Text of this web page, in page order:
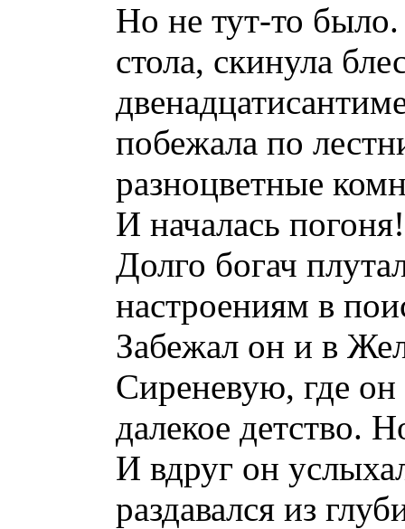
Но не тут-то было.
стола, скинула
побежала по
разноцветные
И началась погоня!
Долго богач
настроениям в
Забежал он и в
Сиреневую, где
далекое детство.
И вдруг он
раздавался из